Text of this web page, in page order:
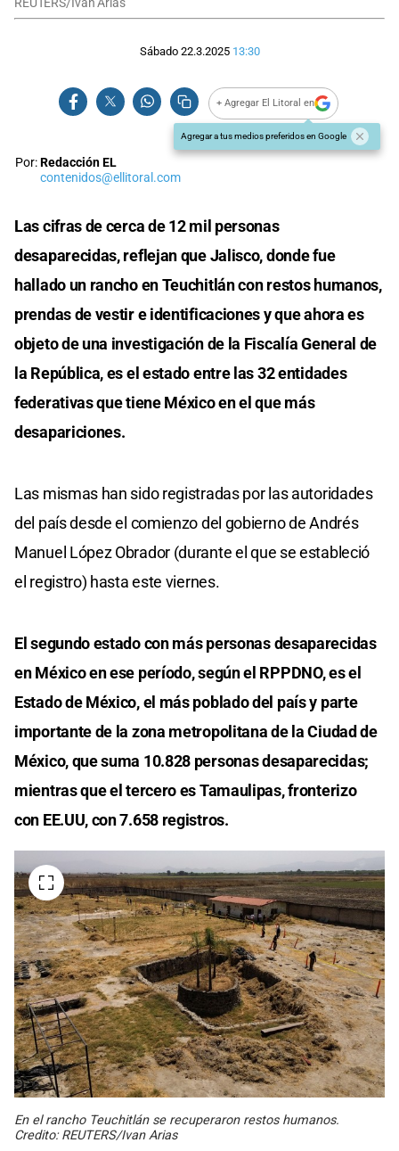
Sábado 22.3.2025 13:30
+ Agregar El Litoral en
Agregar a tus medios preferidos en Google
Por:Redacción EL
contenidos@ellitoral.com
Las cifras de cerca de 12 mil personas
desaparecidas, reflejan que Jalisco, donde fue
hallado un rancho en Teuchitlán con restos humanos,
prendas de vestir e identificaciones y que ahora es
objeto de una investigación de la Fiscalía General de
la República, es el estado entre las 32 entidades
federativas que tiene México en el que más
desapariciones.
Las mismas han sido registradas por las autoridades
del país desde el comienzo del gobierno de Andrés
Manuel López Obrador (durante el que se estableció
el registro) hasta este viernes.
El segundo estado con más personas desaparecidas
en México en ese período, según el RPPDNO, es el
Estado de México, el más poblado del país y parte
importante de la zona metropolitana de la Ciudad de
México, que suma 10.828 personas desaparecidas;
mientras que el tercero es Tamaulipas, fronterizo
con EE.UU, con 7.658 registros.
En el rancho Teuchitlán se recuperaron restos humanos.
Credito: REUTERS/Ivan Arias